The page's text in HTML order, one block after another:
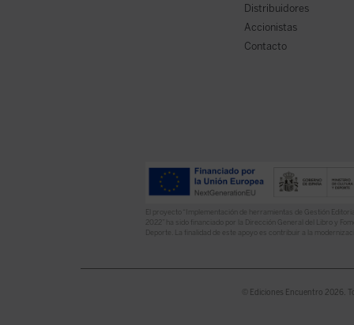
Distribuidores
Accionistas
Contacto
El proyecto “Implementación de herramientas de Gestión
2022” ha sido financiado por la Dirección General del Libro y
Deporte. La finalidad de este apoyo es contribuir a la
© Ediciones Encuentro 2026.